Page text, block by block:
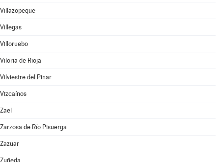
Villazopeque
Villegas
Villoruebo
Viloria de Rioja
Vilviestre del Pinar
Vizcaínos
Zael
Zarzosa de Río Pisuerga
Zazuar
Zuñeda